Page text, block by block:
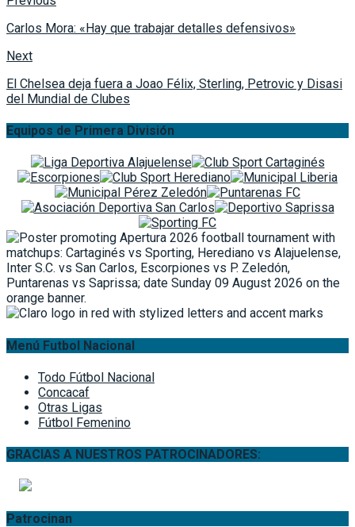
Carlos Mora: «Hay que trabajar detalles defensivos»
Next
El Chelsea deja fuera a Joao Félix, Sterling, Petrovic y Disasi
del Mundial de Clubes
Equipos de Primera División
Menú Futbol Nacional
Todo Fútbol Nacional
Concacaf
Otras Ligas
Fútbol Femenino
GRACIAS A NUESTROS PATROCINADORES:
Patrocinan